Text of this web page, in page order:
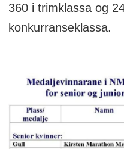
360 i trimklassa og
konkurranseklassa.